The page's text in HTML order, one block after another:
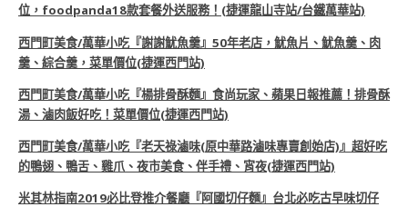
位，foodpanda18款套餐外送服務！(捷運龍山寺站/台鐵萬華站)
西門町美食/萬華小吃『謝謝魷魚羹』50年老店，魷魚片、魷魚羹、肉
羹、綜合羹，菜單價位(捷運西門站)
西門町美食/萬華小吃『楊排骨酥麵』食尚玩家、蘋果日報推薦！排骨酥
湯、滷肉飯好吃！菜單價位(捷運西門站)
西門町美食/萬華小吃『老天祿滷味(原中華路滷味專賣創始店)』超好吃
的鴨翅、鴨舌、雞爪、夜市美食、伴手禮、宵夜(捷運西門站)
米其林指南2019必比登推介餐廳『阿國切仔麵』台北必吃古早味切仔